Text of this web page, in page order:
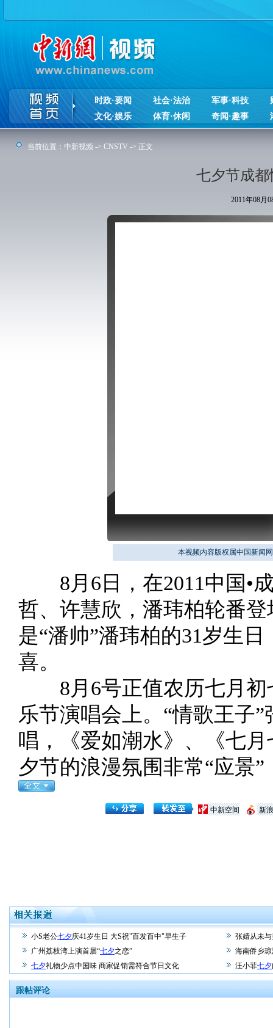
时政·要闻 社会·法治 军事·科技
文化·娱乐
体育·休闲 奇闻·趣事
当前位置： 中新视频 -> CNSTV -> 正文
七夕节成
2011年08月
本视频内容版权属中国新闻
8月6日，在2011中国•
哲、许慧欣，潘玮柏轮番
是“潘帅”潘玮柏的31岁生
喜。
8月6号正值农历七月初
乐节演唱会上。“情歌王子
唱，《爱如潮水》、《七
夕节的浪漫氛围非常“应景
新
中新空间
小S老公七夕庆41岁生日 大S祝"百发百中"早生子
张婧从未
广州荔枝湾上演首届“七夕之恋”
海南侨乡
七夕礼物少点中国味 商家促销需符合节日文化 汪小菲七夕
跟帖评论